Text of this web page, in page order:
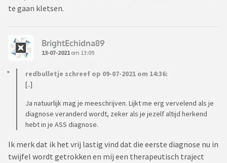
te gaan kletsen.
BrightEchidna89
13-07-2021 om 13:09
redbulletje schreef op 09-07-2021 om 14:36:
[..]
Ja natuurlijk mag je meeschrijven. Lijkt me erg vervelend als je
diagnose veranderd wordt, zeker als je jezelf altijd herkend
hebt in je ASS diagnose.
Ik merk dat ik het vrij lastig vind dat die eerste diagnose nu in
twijfel wordt getrokken en mij een therapeutisch traject